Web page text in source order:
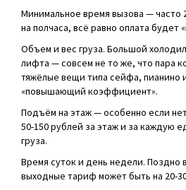
Минимальное время вызова — часто
на полчаса, всё равно оплата будет
Объем и вес груза. Большой
лифта — совсем не то же, что пара
тяжёлые вещи типа сейфа, пианино
«повышающий коэффициент».
Подъём на этаж — особенно если
50-150 рублей за этаж и за каждую
груза.
Время суток и день недели. Поздно
выходные тариф может быть на 20-